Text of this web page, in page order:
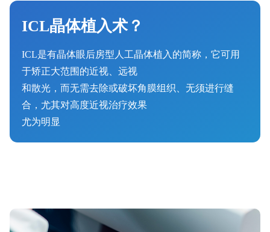
ICL晶体植入术？
ICL是有晶体眼后房型人工晶体植入的简称，它可用
于矫正大范围的近视、远视
和散光，而无需去除或破坏角膜组织、无须进行缝
合，尤其对高度近视治疗效果
尤为明显